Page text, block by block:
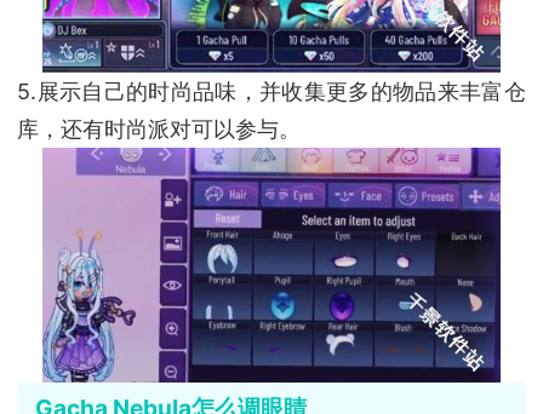
5.展示自己的时尚品味，并收集更多的物品来丰富仓
库，还有时尚派对可以参与。
Gacha Nebula怎么调眼睛